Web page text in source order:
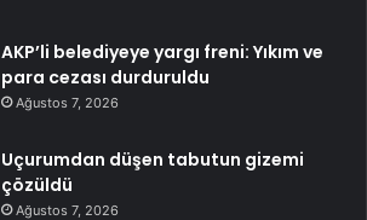
AKP’li belediyeye yargı freni: Yıkım ve
para cezası durduruldu
Ağustos 7, 2026
Uçurumdan düşen tabutun gizemi
çözüldü
Ağustos 7, 2026